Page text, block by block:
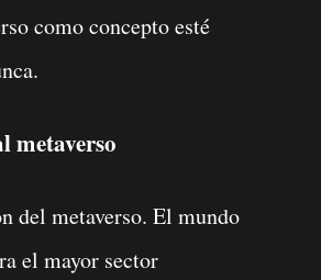
como concepto esté
metaverso
del metaverso. El mundo
el mayor sector